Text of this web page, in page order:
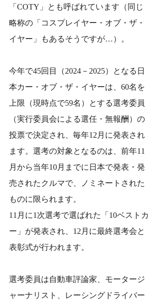
「COTY」とも呼ばれています（同じ
略称の「コスプレイヤー・オブ・ザ・
イヤー」もあるそうですが…）。
今年で45回目（2024－2025）となる日
本カー・オブ・ザ・イヤーは、60名を
上限（現時点で59名）とする選考委員
（実行委員会による選任・無報酬）の
投票で決定され、毎年12月に発表され
ます。選考の対象となるのは、前年11
月から当年10月までに日本で発表・発
売されたクルマで、ノミネートされた
ものに限られます。
11月に1次選考で選ばれた「10ベストカ
ー」が発表され、12月に最終選考会と
表彰式が行われます。
選考委員は自動車評論家、モータージ
ャーナリスト、レーシングドライバー